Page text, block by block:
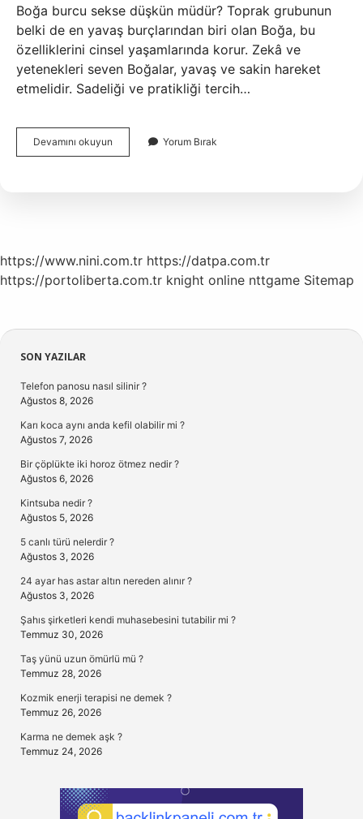
Boğa burcu sekse düşkün müdür? Toprak grubunun
belki de en yavaş burçlarından biri olan Boğa, bu
özelliklerini cinsel yaşamlarında korur. Zekâ ve
yetenekleri seven Boğalar, yavaş ve sakin hareket
etmelidir. Sadeliği ve pratikliği tercih…
Devamını okuyun
Burcu
Yorum Bırak
https://www.nini.com.tr https://datpa.com.tr
https://portoliberta.com.tr knight online nttgame Sitemap
Sidebar
SON YAZILAR
Telefon panosu nasıl silinir ?
Ağustos 8, 2026
Karı koca aynı anda kefil olabilir mi ?
Ağustos 7, 2026
Bir çöplükte iki horoz ötmez nedir ?
Ağustos 6, 2026
Kintsuba nedir ?
Ağustos 5, 2026
5 canlı türü nelerdir ?
Ağustos 3, 2026
24 ayar has astar altın nereden alınır ?
Ağustos 3, 2026
Şahıs şirketleri kendi muhasebesini tutabilir mi ?
Temmuz 30, 2026
Taş yünü uzun ömürlü mü ?
Temmuz 28, 2026
Kozmik enerji terapisi ne demek ?
Temmuz 26, 2026
Karma ne demek aşk ?
Temmuz 24, 2026